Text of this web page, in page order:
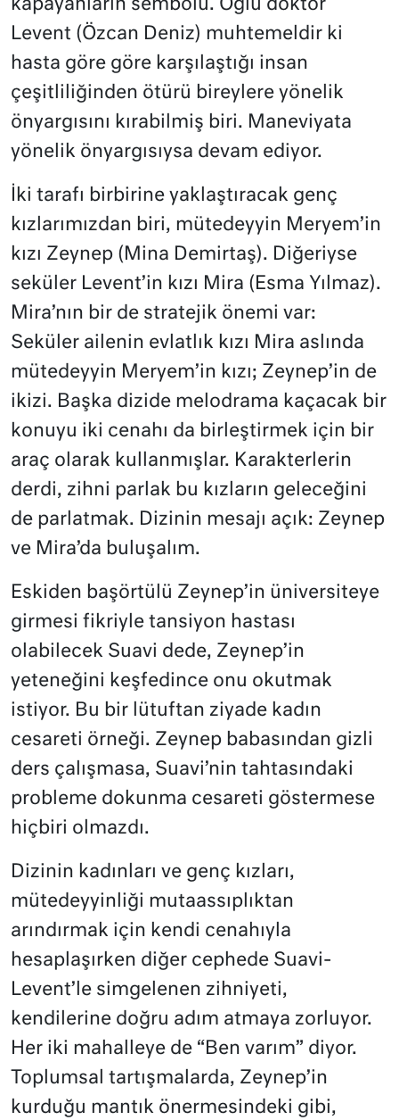
kapayanların sembolü. Oğlu doktor
Levent (Özcan Deniz) muhtemeldir ki
hasta göre göre karşılaştığı insan
çeşitliliğinden ötürü bireylere yönelik
önyargısını kırabilmiş biri. Maneviyata
yönelik önyargısıysa devam ediyor.
İki tarafı birbirine yaklaştıracak genç
kızlarımızdan biri, mütedeyyin Meryem’in
kızı Zeynep (Mina Demirtaş). Diğeriyse
seküler Levent’in kızı Mira (Esma Yılmaz).
Mira’nın bir de stratejik önemi var:
Seküler ailenin evlatlık kızı Mira aslında
mütedeyyin Meryem’in kızı; Zeynep’in de
ikizi. Başka dizide melodrama kaçacak bir
konuyu iki cenahı da birleştirmek için bir
araç olarak kullanmışlar. Karakterlerin
derdi, zihni parlak bu kızların geleceğini
de parlatmak. Dizinin mesajı açık: Zeynep
ve Mira’da buluşalım.
Eskiden başörtülü Zeynep’in üniversiteye
girmesi fikriyle tansiyon hastası
olabilecek Suavi dede, Zeynep’in
yeteneğini keşfedince onu okutmak
istiyor. Bu bir lütuftan ziyade kadın
cesareti örneği. Zeynep babasından gizli
ders çalışmasa, Suavi’nin tahtasındaki
probleme dokunma cesareti göstermese
hiçbiri olmazdı.
Dizinin kadınları ve genç kızları,
mütedeyyinliği mutaassıplıktan
arındırmak için kendi cenahıyla
hesaplaşırken diğer cephede Suavi-
Levent’le simgelenen zihniyeti,
kendilerine doğru adım atmaya zorluyor.
Her iki mahalleye de “Ben varım” diyor.
Toplumsal tartışmalarda, Zeynep’in
kurduğu mantık önermesindeki gibi,